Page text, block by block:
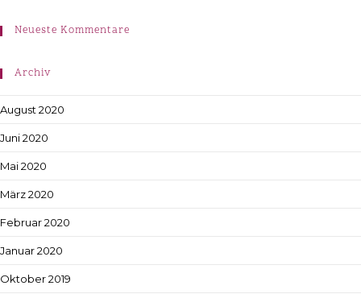
Neueste Kommentare
Archiv
August 2020
Juni 2020
Mai 2020
März 2020
Februar 2020
Januar 2020
Oktober 2019